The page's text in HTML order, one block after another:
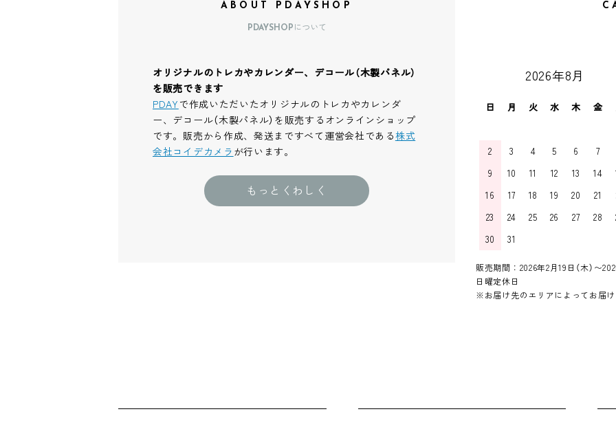
ABOUT PDAYSHOP
PDAYSHOPについて
オリジナルのトレカやカレンダー、デコール（木製パネル）
を販売できます
PDAY で作成いただいたオリジナルのトレカやカレンダ
ー、デコール（木製パネル）を販売するオンラインショップ
です。販売から作成、発送まですべて運営会社である株式
会社コイデカメラ が行います。
もっとくわしく
2026年8月
日 月 火 水 木 金
2
3 4 5 6 7
9
10 11 12 13 14
16
17 18 19 20 21
23
24 25 26 27 28
30
31
販売期間：2026年2月19日（木）〜
日曜定休日
※お届け先のエリアによってお届け